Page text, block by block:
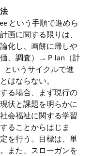
という手順で進めら
画に関する限りは、
化し、画餅に帰しや
、調査）→Ｐlan（計
いうサイクルで進
はならない。
る場合、まず現行の
状と課題を明らかに
会福祉に関する学習
ることからはじま
を行う。目標は、単
また、スローガンを